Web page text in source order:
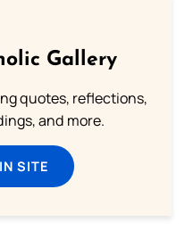
Gallery
quotes, reflections,
and more.
SITE